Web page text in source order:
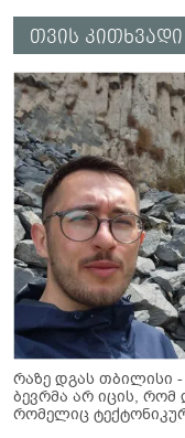
თვის
რაზე დგას თბილისი -
ბევრმა არ იცის, რომ
რომელიც